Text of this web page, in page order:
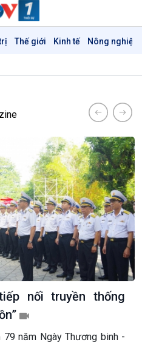
Thế giới Kinh tế Nông nghiệp
nối truyền thống
năm Ngày Thương binh -